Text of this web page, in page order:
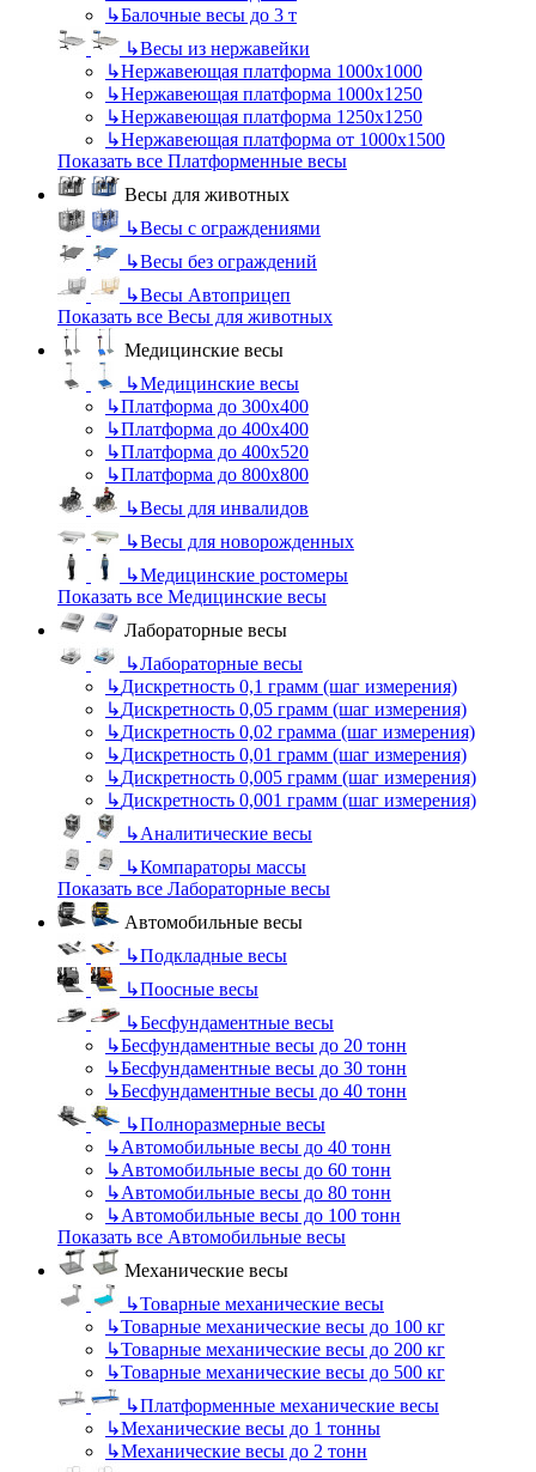
↳Балочные весы до 3 т
↳Весы из нержавейки
↳Нержавеющая платформа 1000х1000
↳Нержавеющая платформа 1000х1250
↳Нержавеющая платформа 1250х1250
↳Нержавеющая платформа от 1000х1500
Показать все Платформенные весы
Весы для животных
↳Весы с ограждениями
↳Весы без ограждений
↳Весы Автоприцеп
Показать все Весы для животных
Медицинские весы
↳Медицинские весы
↳Платформа до 300х400
↳Платформа до 400х400
↳Платформа до 400х520
↳Платформа до 800х800
↳Весы для инвалидов
↳Весы для новорожденных
↳Медицинские ростомеры
Показать все Медицинские весы
Лабораторные весы
↳Лабораторные весы
↳Дискретность 0,1 грамм (шаг измерения)
↳Дискретность 0,05 грамм (шаг измерения)
↳Дискретность 0,02 грамма (шаг измерения)
↳Дискретность 0,01 грамм (шаг измерения)
↳Дискретность 0,005 грамм (шаг измерения)
↳Дискретность 0,001 грамм (шаг измерения)
↳Аналитические весы
↳Компараторы массы
Показать все Лабораторные весы
Автомобильные весы
↳Подкладные весы
↳Поосные весы
↳Бесфундаментные весы
↳Бесфундаментные весы до 20 тонн
↳Бесфундаментные весы до 30 тонн
↳Бесфундаментные весы до 40 тонн
↳Полноразмерные весы
↳Автомобильные весы до 40 тонн
↳Автомобильные весы до 60 тонн
↳Автомобильные весы до 80 тонн
↳Автомобильные весы до 100 тонн
Показать все Автомобильные весы
Механические весы
↳Товарные механические весы
↳Товарные механические весы до 100 кг
↳Товарные механические весы до 200 кг
↳Товарные механические весы до 500 кг
↳Платформенные механические весы
↳Механические весы до 1 тонны
↳Механические весы до 2 тонн